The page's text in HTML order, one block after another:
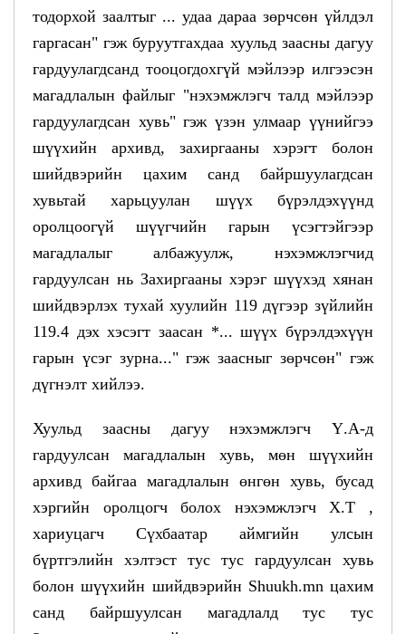
тодорхой заалтыг ... удаа дараа зөрчсөн үйлдэл
гаргасан" гэж буруутгахдаа хуульд заасны дагуу
гардуулагдсанд тооцогдохгүй мэйлээр илгээсэн
магадлалын файлыг "нэхэмжлэгч талд мэйлээр
гардуулагдсан хувь" гэж үзэн улмаар үүнийгээ
шүүхийн архивд, захиргааны хэрэгт болон
шийдвэрийн цахим санд байршуулагдсан
хувьтай харьцуулан шүүх бүрэлдэхүүнд
оролцоогүй шүүгчийн гарын үсэгтэйгээр
магадлалыг албажуулж, нэхэмжлэгчид
гардуулсан нь Захиргааны хэрэг шүүхэд хянан
шийдвэрлэх тухай хуулийн 119 дүгээр зүйлийн
119.4 дэх хэсэгт заасан *... шүүх бүрэлдэхүүн
гарын үсэг зурна..." гэж заасныг зөрчсөн" гэж
дүгнэлт хийлээ.
Хуульд заасны дагуу нэхэмжлэгч Ү.А-д
гардуулсан магадлалын хувь, мөн шүүхийн
архивд байгаа магадлалын өнгөн хувь, бусад
хэргийн оролцогч болох нэхэмжлэгч Х.Т ,
хариуцагч Сүхбаатар аймгийн улсын
бүртгэлийн хэлтэст тус тус гардуулсан хувь
болон шүүхийн шийдвэрийн Shuukh.mn цахим
санд байршуулсан магадлалд тус тус